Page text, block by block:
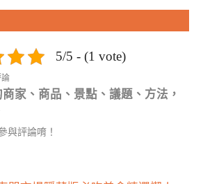
5/5 - (1 vote)
論
家、商品、景點、議題、方法，
與評論唷！